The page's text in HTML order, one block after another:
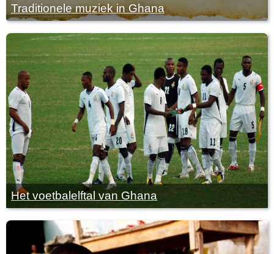
Traditionele muziek in Ghana
Het voetbalelftal van Ghana